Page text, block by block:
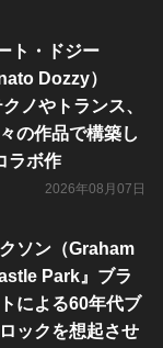
ト・ドジー
Dozzy）
ノやトランス、
の作品で構築し
ラボ作
2026年08月07日
ソン（Graham
Park』ブラ
による60年代ブ
ックを想起させ